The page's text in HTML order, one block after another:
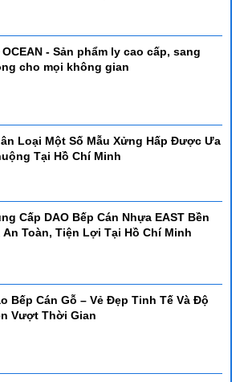
OCEAN - Sản phẩm ly cao cấp, sang
cho mọi không gian
Loại Một Số Mẫu Xửng Hấp Được Ưa
Tại Hồ Chí Minh
Cấp DAO Bếp Cán Nhựa EAST Bền
An Toàn, Tiện Lợi Tại Hồ Chí Minh
Bếp Cán Gỗ – Vẻ Đẹp Tinh Tế Và Độ
Vượt Thời Gian